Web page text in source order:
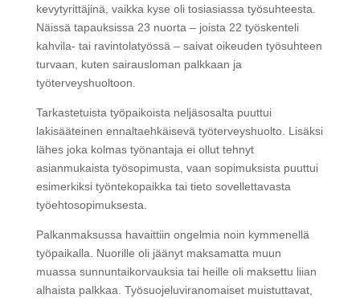
kevytyrittäjinä, vaikka kyse oli tosiasiassa työsuhteesta.
Näissä tapauksissa 23 nuorta – joista 22 työskenteli
kahvila- tai ravintolatyössä – saivat oikeuden työsuhteen
turvaan, kuten sairausloman palkkaan ja
työterveyshuoltoon.
Tarkastetuista työpaikoista neljäsosalta puuttui
lakisääteinen ennaltaehkäisevä työterveyshuolto. Lisäksi
lähes joka kolmas työnantaja ei ollut tehnyt
asianmukaista työsopimusta, vaan sopimuksista puuttui
esimerkiksi työntekopaikka tai tieto sovellettavasta
työehtosopimuksesta.
Palkanmaksussa havaittiin ongelmia noin kymmenellä
työpaikalla. Nuorille oli jäänyt maksamatta muun
muassa sunnuntaikorvauksia tai heille oli maksettu liian
alhaista palkkaa. Työsuojeluviranomaiset muistuttavat,